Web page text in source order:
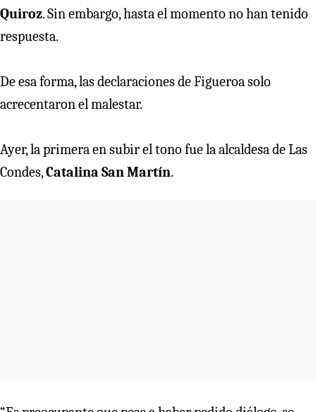
Quiroz. Sin embargo, hasta el momento no han tenido
respuesta.
De esa forma, las declaraciones de Figueroa solo
acrecentaron el malestar.
Ayer, la primera en subir el tono fue la alcaldesa de Las
Condes,Catalina San Martín.